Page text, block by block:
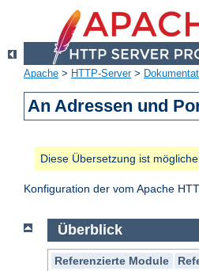
Apache > HTTP-Server>
An Adressen und
Diese Übersetzung ist
Konfiguration der vom Apache
Überblick
Referenzierte Module